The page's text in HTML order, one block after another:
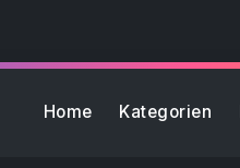
Home Kategorien